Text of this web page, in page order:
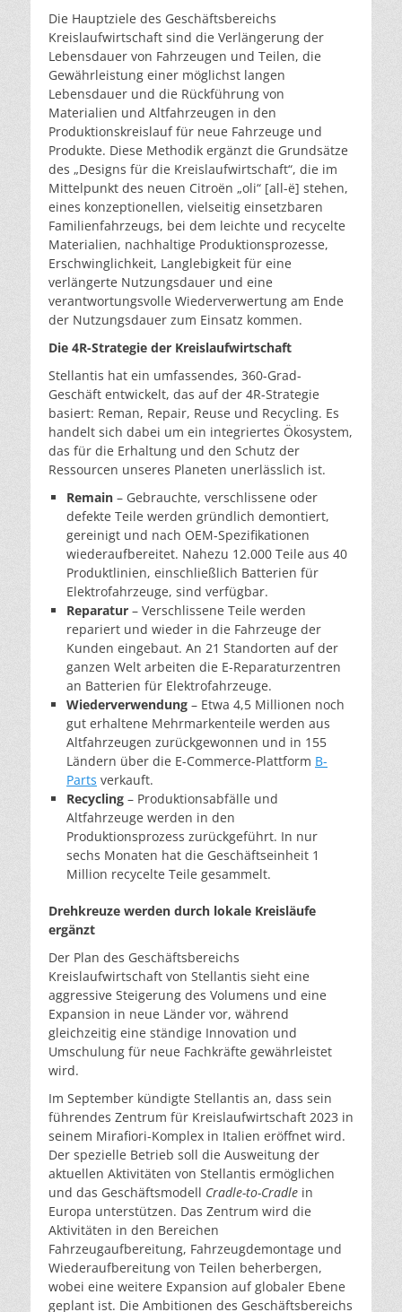
Die Hauptziele des Geschäftsbereichs
Kreislaufwirtschaft sind die Verlängerung der
Lebensdauer von Fahrzeugen und Teilen, die
Gewährleistung einer möglichst langen
Lebensdauer und die Rückführung von
Materialien und Altfahrzeugen in den
Produktionskreislauf für neue Fahrzeuge und
Produkte. Diese Methodik ergänzt die Grundsätze
des „Designs für die Kreislaufwirtschaft“, die im
Mittelpunkt des neuen Citroën „oli“ [all-ë] stehen,
eines konzeptionellen, vielseitig einsetzbaren
Familienfahrzeugs, bei dem leichte und recycelte
Materialien, nachhaltige Produktionsprozesse,
Erschwinglichkeit, Langlebigkeit für eine
verlängerte Nutzungsdauer und eine
verantwortungsvolle Wiederverwertung am Ende
der Nutzungsdauer zum Einsatz kommen.
Die 4R-Strategie der Kreislaufwirtschaft
Stellantis hat ein umfassendes, 360-Grad-
Geschäft entwickelt, das auf der 4R-Strategie
basiert: Reman, Repair, Reuse und Recycling. Es
handelt sich dabei um ein integriertes Ökosystem,
das für die Erhaltung und den Schutz der
Ressourcen unseres Planeten unerlässlich ist.
Remain – Gebrauchte, verschlissene oder
defekte Teile werden gründlich demontiert,
gereinigt und nach OEM-Spezifikationen
wiederaufbereitet. Nahezu 12.000 Teile aus 40
Produktlinien, einschließlich Batterien für
Elektrofahrzeuge, sind verfügbar.
Reparatur – Verschlissene Teile werden
repariert und wieder in die Fahrzeuge der
Kunden eingebaut. An 21 Standorten auf der
ganzen Welt arbeiten die E-Reparaturzentren
an Batterien für Elektrofahrzeuge.
Wiederverwendung – Etwa 4,5 Millionen noch
gut erhaltene Mehrmarkenteile werden aus
Altfahrzeugen zurückgewonnen und in 155
Ländern über die E-Commerce-Plattform B-
Parts verkauft.
Recycling – Produktionsabfälle und
Altfahrzeuge werden in den
Produktionsprozess zurückgeführt. In nur
sechs Monaten hat die Geschäftseinheit 1
Million recycelte Teile gesammelt.
Drehkreuze werden durch lokale Kreisläufe
ergänzt
Der Plan des Geschäftsbereichs
Kreislaufwirtschaft von Stellantis sieht eine
aggressive Steigerung des Volumens und eine
Expansion in neue Länder vor, während
gleichzeitig eine ständige Innovation und
Umschulung für neue Fachkräfte gewährleistet
wird.
Im September kündigte Stellantis an, dass sein
führendes Zentrum für Kreislaufwirtschaft 2023 in
seinem Mirafiori-Komplex in Italien eröffnet wird.
Der spezielle Betrieb soll die Ausweitung der
aktuellen Aktivitäten von Stellantis ermöglichen
und das Geschäftsmodell Cradle-to-Cradle in
Europa unterstützen. Das Zentrum wird die
Aktivitäten in den Bereichen
Fahrzeugaufbereitung, Fahrzeugdemontage und
Wiederaufbereitung von Teilen beherbergen,
wobei eine weitere Expansion auf globaler Ebene
geplant ist. Die Ambitionen des Geschäftsbereichs